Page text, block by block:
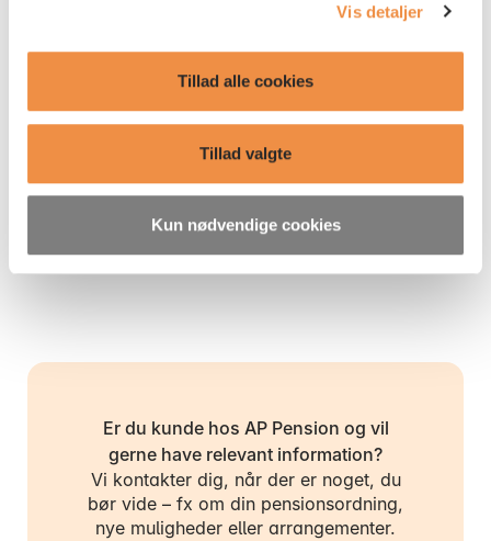
Vis detaljer
Tillad alle cookies
Tillad valgte
Kun nødvendige cookies
Pressechef i AP Pension, Nicolai Nielsen
4083 9973 (NIC@appension.dk)
Se flere pressemeddelelser
Er du kunde hos AP Pension og vil
gerne have relevant information?
Vi kontakter dig, når der er noget, du
bør vide – fx om din pensionsordning,
nye muligheder eller arrangementer.